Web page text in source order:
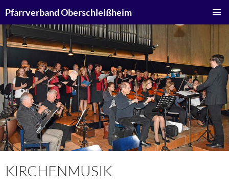
Inhalt
springen
Pfarrverband Oberschleißheim
KIRCHENMUSIK